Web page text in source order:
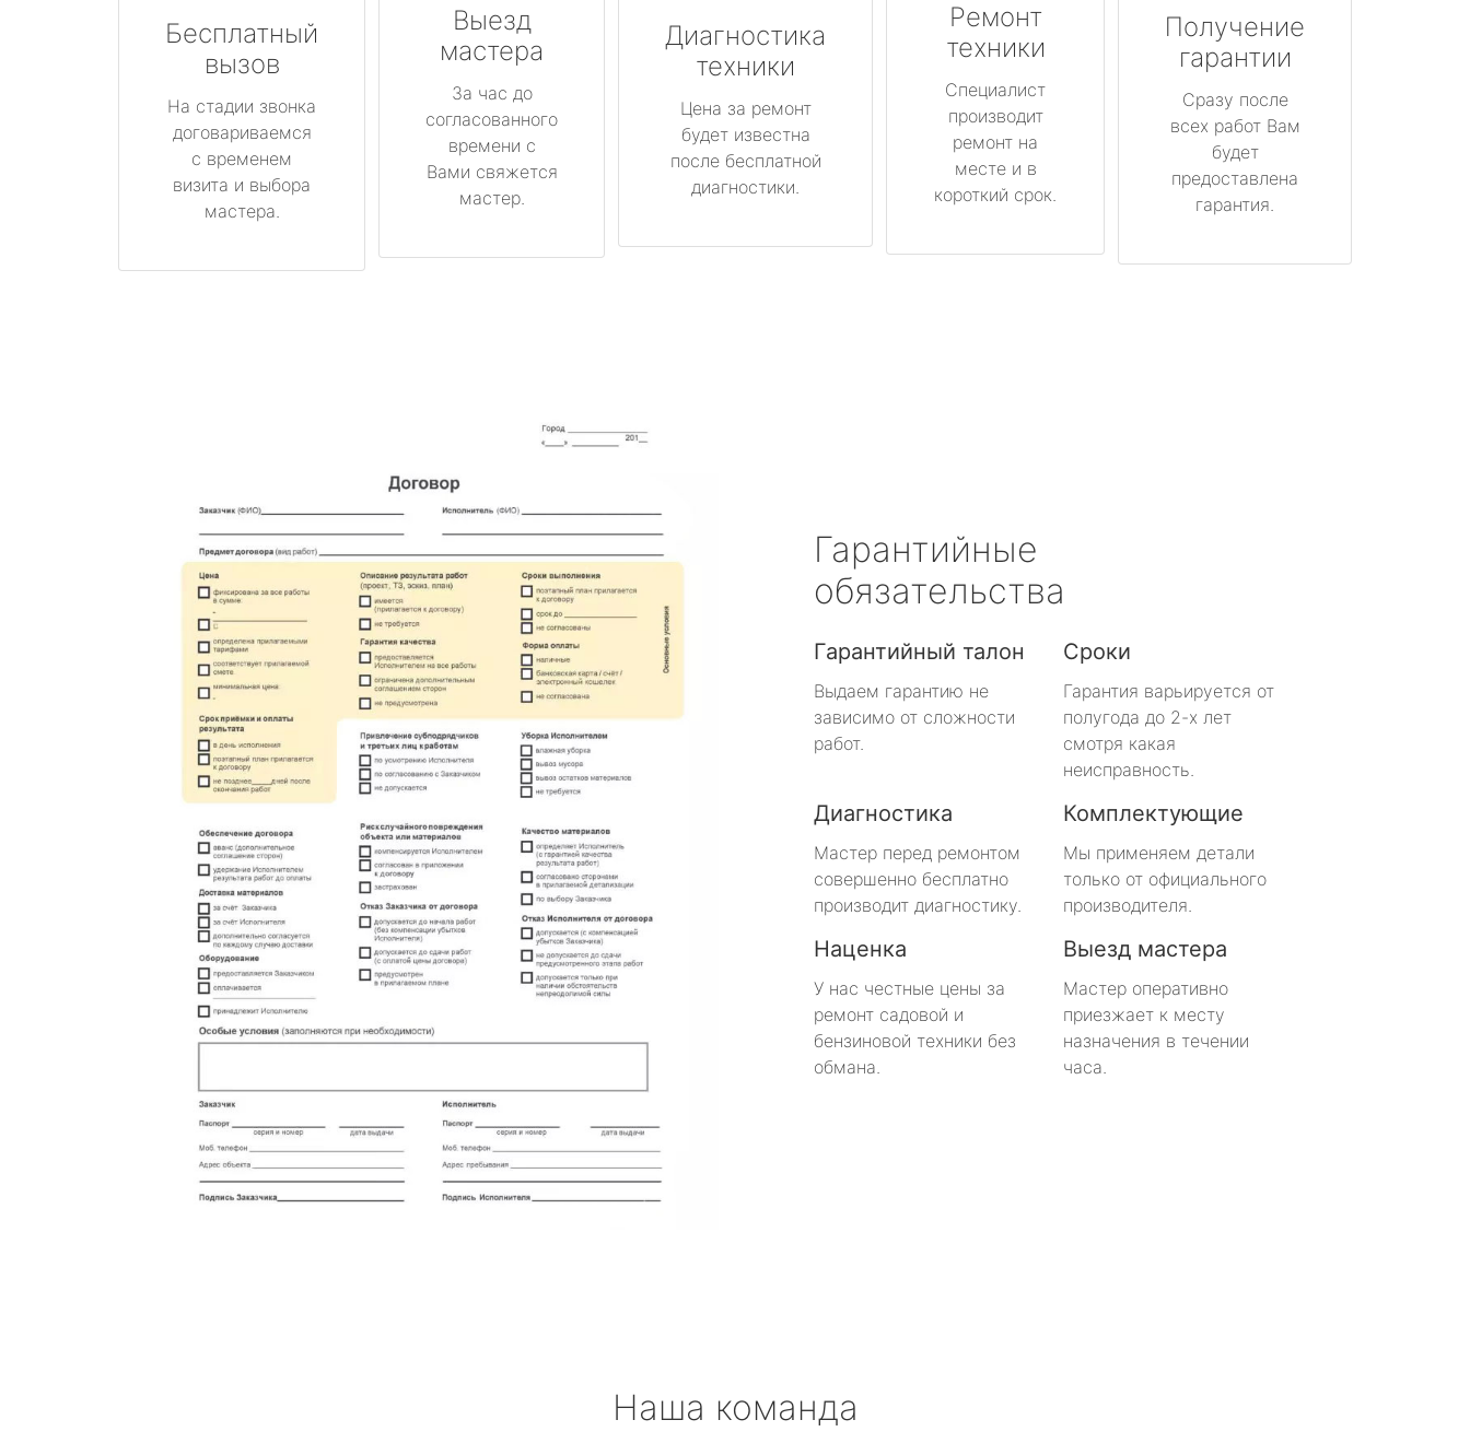
Бесплатный
вызов
На стадии звонка
договариваемся
с временем
визита и выбора
мастера.
Выезд
мастера
За час до
согласованного
времени с
Вами свяжется
мастер.
Диагностика
техники
Цена за ремонт
будет известна
после бесплатной
диагностики.
Ремонт
техники
Специалист
производит
ремонт на
месте и в
короткий срок.
Получение
гарантии
Сразу после
всех работ Вам
будет
предоставлена
гарантия.
Гарантийные
обязательства
Гарантийный талон
Выдаем гарантию не
зависимо от сложности
работ.
Сроки
Гарантия варьируется от
полугода до 2-х лет
смотря какая
неисправность.
Диагностика
Мастер перед ремонтом
совершенно бесплатно
производит диагностику.
Комплектующие
Мы применяем детали
только от официального
производителя.
Наценка
У нас честные цены за
ремонт садовой и
бензиновой техники без
обмана.
Выезд мастера
Мастер оперативно
приезжает к месту
назначения в течении
часа.
Наша команда